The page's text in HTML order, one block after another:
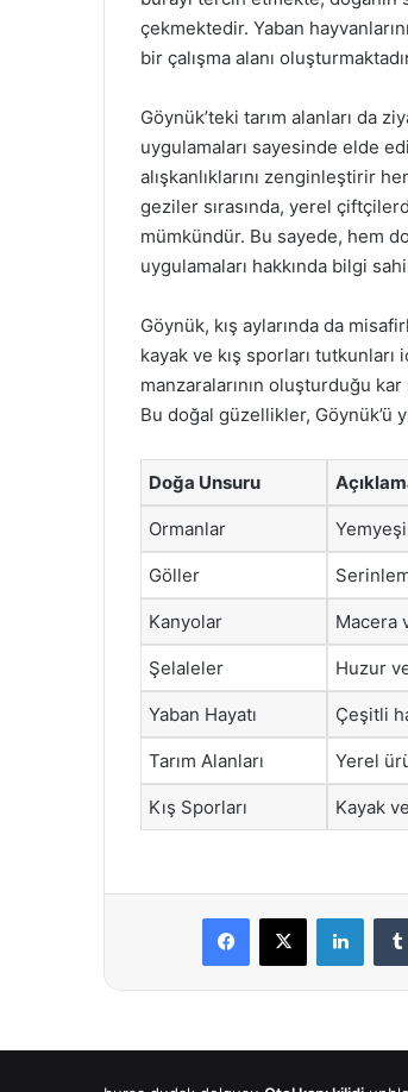
çekmektedir. Yaban
bir çalışma alanı
Göynük’teki tarım alanları da
uygulamaları sayesinde elde
alışkanlıklarını zenginleştirir
geziler sırasında, yerel
mümkündür. Bu sayede, hem
uygulamaları hakkında bilgi
Göynük, kış aylarında da
kayak ve kış sporları
manzaralarının oluşturduğu
Bu doğal güzellikler, Göynük’ü
Doğa Unsuru
Ormanlar
Göller
Kanyolar Macera
Şelaleler Huzur
Yaban Hayatı Çeşitli
Tarım Alanları Yerel
Kış Sporları Kayak
Facebook
X